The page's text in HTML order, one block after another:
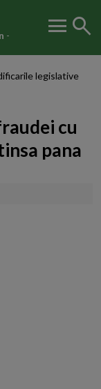
-
menu search
legislative
cu
pana